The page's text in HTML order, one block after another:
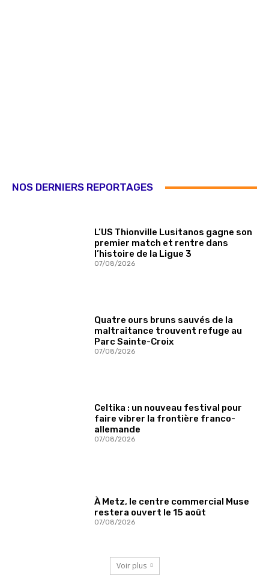
NOS DERNIERS REPORTAGES
L’US Thionville Lusitanos gagne son
premier match et rentre dans
l’histoire de la Ligue 3
07/08/2026
Quatre ours bruns sauvés de la
maltraitance trouvent refuge au
Parc Sainte-Croix
07/08/2026
Celtika : un nouveau festival pour
faire vibrer la frontière franco-
allemande
07/08/2026
À Metz, le centre commercial Muse
restera ouvert le 15 août
07/08/2026
Voir plus